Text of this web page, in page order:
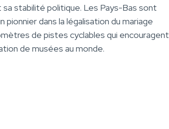
stabilité politique. Les Pays-Bas sont
dans la légalisation du mariage
de pistes cyclables qui encouragent
de musées au monde.